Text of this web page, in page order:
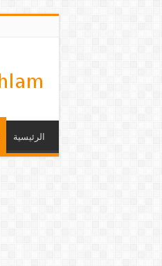
الرئيسية